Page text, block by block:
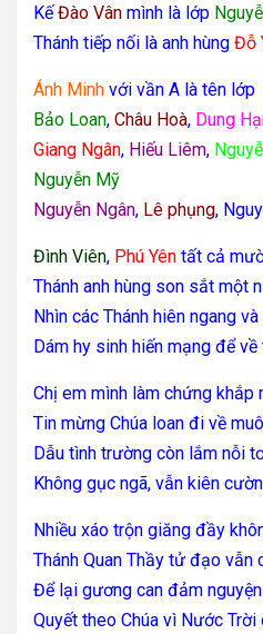
KếĐào Vân mình là lớp
Thánh tiếp nối là anh hùng Đỗ
Ánh Minh với vần A là tên lớp
Bảo Loan, Châu Hoà, Dung
Giang Ngân, Hiếu Liêm,
Nguyễn Mỹ
Nguyễn Ngân, Lê phụng,
Đình Viên, Phú Yên tất cả
Thánh anh hùng son sắt một
Nhìn các Thánh hiên ngang
Dám hy sinh hiến mạng để về
Chị em mình làm chứng khắp
Tin mừng Chúa loan đi về
Dẫu tình trường còn lắm nỗi
Không gục ngã, vẫn kiên
Nhiều xáo trộn giăng đầy
Thánh Quan Thầy tử đạo vẫn
Để lại gương can đảm
Quyết theo Chúa vì Nước